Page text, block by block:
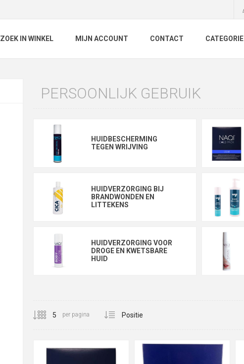
ZOEK IN WINKEL MIJN ACCOUNT CONTACT CATEGORIE
PERSOONLIJK GEBRUIK
HUIDBESCHERMING
TEGEN WRIJVING
HUIDVERZORGING BIJ
BRANDWONDEN EN
LITTEKENS
HUIDVERZORGING VOOR
DROGE EN KWETSBARE
HUID
per pagina